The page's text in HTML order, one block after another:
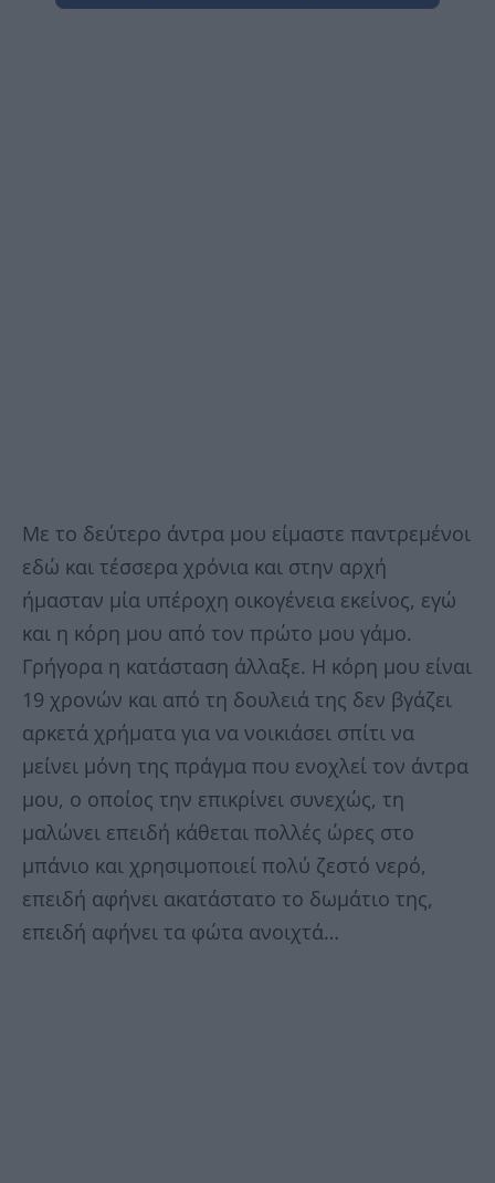
Με το δεύτερο άντρα μου είμαστε παντρεμένοι
εδώ και τέσσερα χρόνια και στην αρχή
ήμασταν μία υπέροχη οικογένεια εκείνος, εγώ
και η κόρη μου από τον πρώτο μου γάμο.
Γρήγορα η κατάσταση άλλαξε. Η κόρη μου είναι
19 χρονών και από τη δουλειά της δεν βγάζει
αρκετά χρήματα για να νοικιάσει σπίτι να
μείνει μόνη της πράγμα που ενοχλεί τον άντρα
μου, ο οποίος την επικρίνει συνεχώς, τη
μαλώνει επειδή κάθεται πολλές ώρες στο
μπάνιο και χρησιμοποιεί πολύ ζεστό νερό,
επειδή αφήνει ακατάστατο το δωμάτιο της,
επειδή αφήνει τα φώτα ανοιχτά…